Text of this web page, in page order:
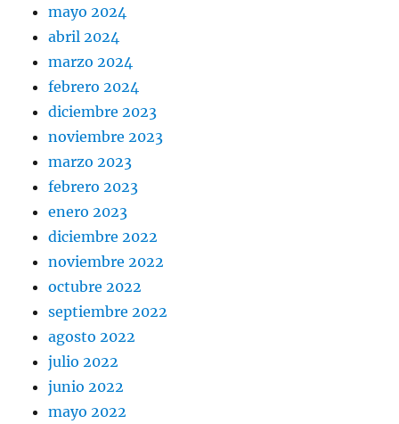
mayo 2024
abril 2024
marzo 2024
febrero 2024
diciembre 2023
noviembre 2023
marzo 2023
febrero 2023
enero 2023
diciembre 2022
noviembre 2022
octubre 2022
septiembre 2022
agosto 2022
julio 2022
junio 2022
mayo 2022